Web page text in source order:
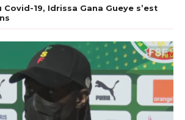
19, Idrissa Gana Gueye s’est